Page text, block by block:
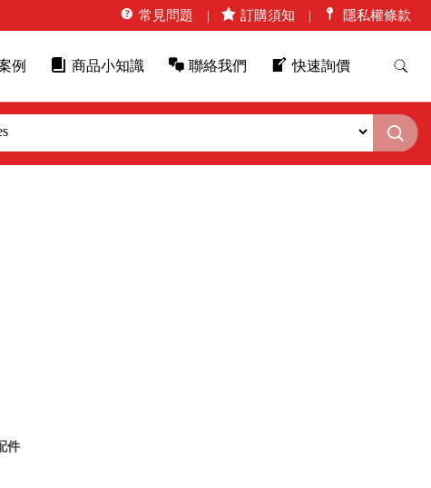
常見問題 訂購須知 隱私權條款
例 商品小知識 聯絡我們 快速詢價
件